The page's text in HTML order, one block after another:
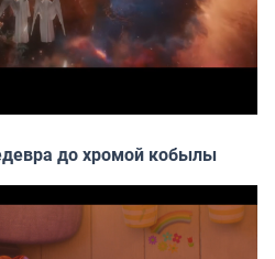
до хромой кобылы